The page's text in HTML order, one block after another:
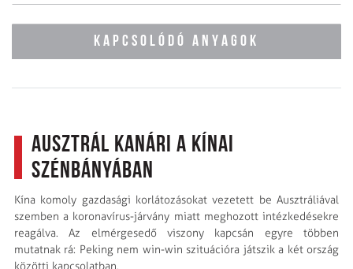
KAPCSOLÓDÓ ANYAGOK
Ausztrál kanári a kínai
szénbányában
Kína komoly gazdasági korlátozásokat vezetett be Ausztráliával
szemben a koronavírus-járvány miatt meghozott intézkedésekre
reagálva. Az elmérgesedő viszony kapcsán egyre többen
mutatnak rá: Peking nem win-win szituációra játszik a két ország